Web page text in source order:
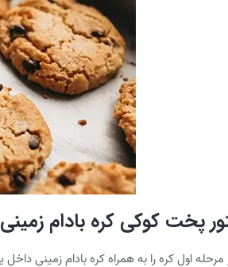
پخت کوکی کره بادام زمینی